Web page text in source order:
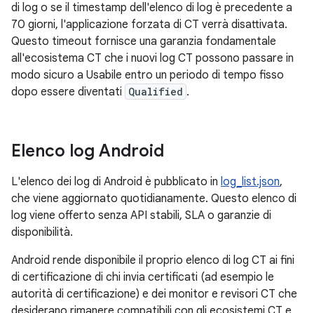
di log o se il timestamp dell'elenco di log è precedente a
70 giorni, l'applicazione forzata di CT verrà disattivata.
Questo timeout fornisce una garanzia fondamentale
all'ecosistema CT che i nuovi log CT possono passare in
modo sicuro a Usabile entro un periodo di tempo fisso
dopo essere diventati Qualified .
Elenco log Android
L'elenco dei log di Android è pubblicato in log_list.json,
che viene aggiornato quotidianamente. Questo elenco di
log viene offerto senza API stabili, SLA o garanzie di
disponibilità.
Android rende disponibile il proprio elenco di log CT ai fini
di certificazione di chi invia certificati (ad esempio le
autorità di certificazione) e dei monitor e revisori CT che